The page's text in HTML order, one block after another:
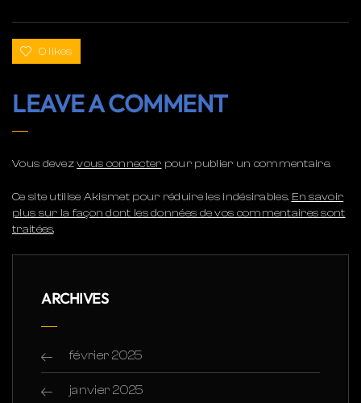
0 likes
LEAVE A COMMENT
Vous devezvous connecter pour publier un commentaire.
Ce site utilise Akismet pour réduire les indésirables. En savoir
plus sur la façon dont les données de vos commentaires sont
traitées.
ARCHIVES
février 2025
janvier 2025